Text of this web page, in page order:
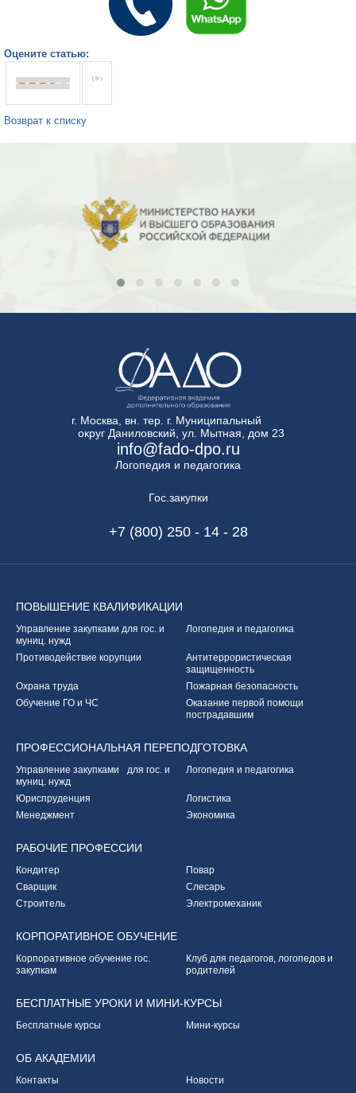
Оцените статью:
( 9 )
Возврат к списку
г. Москва, вн. тер. г. Муниципальный
округ Даниловский, ул. Мытная, дом 23
info@fado-dpo.ru
Логопедия и педагогика
Гос.закупки
+7 (800) 250 - 14 - 28
ПОВЫШЕНИЕ КВАЛИФИКАЦИИ
Управление закупками для гос. и
муниц. нужд
Логопедия и педагогика
Противодействие корупции
Антитеррористическая
защищенность
Охрана труда
Пожарная безопасность
Обучение ГО и ЧС
Оказание первой помощи
пострадавшим
ПРОФЕССИОНАЛЬНАЯ ПЕРЕПОДГОТОВКА
Управление закупками для гос. и
муниц. нужд
Логопедия и педагогика
Юриспруденция
Логистика
Менеджмент
Экономика
РАБОЧИЕ ПРОФЕССИИ
Кондитер
Повар
Сварщик
Слесарь
Строитель
Электромеханик
КОРПОРАТИВНОЕ ОБУЧЕНИЕ
Корпоративное обучение гос.
закупкам
Клуб для педагогов, логопедов и
родителей
БЕСПЛАТНЫЕ УРОКИ И МИНИ-КУРСЫ
Бесплатные курсы Мини-курсы
ОБ АКАДЕМИИ
Контакты
Новости